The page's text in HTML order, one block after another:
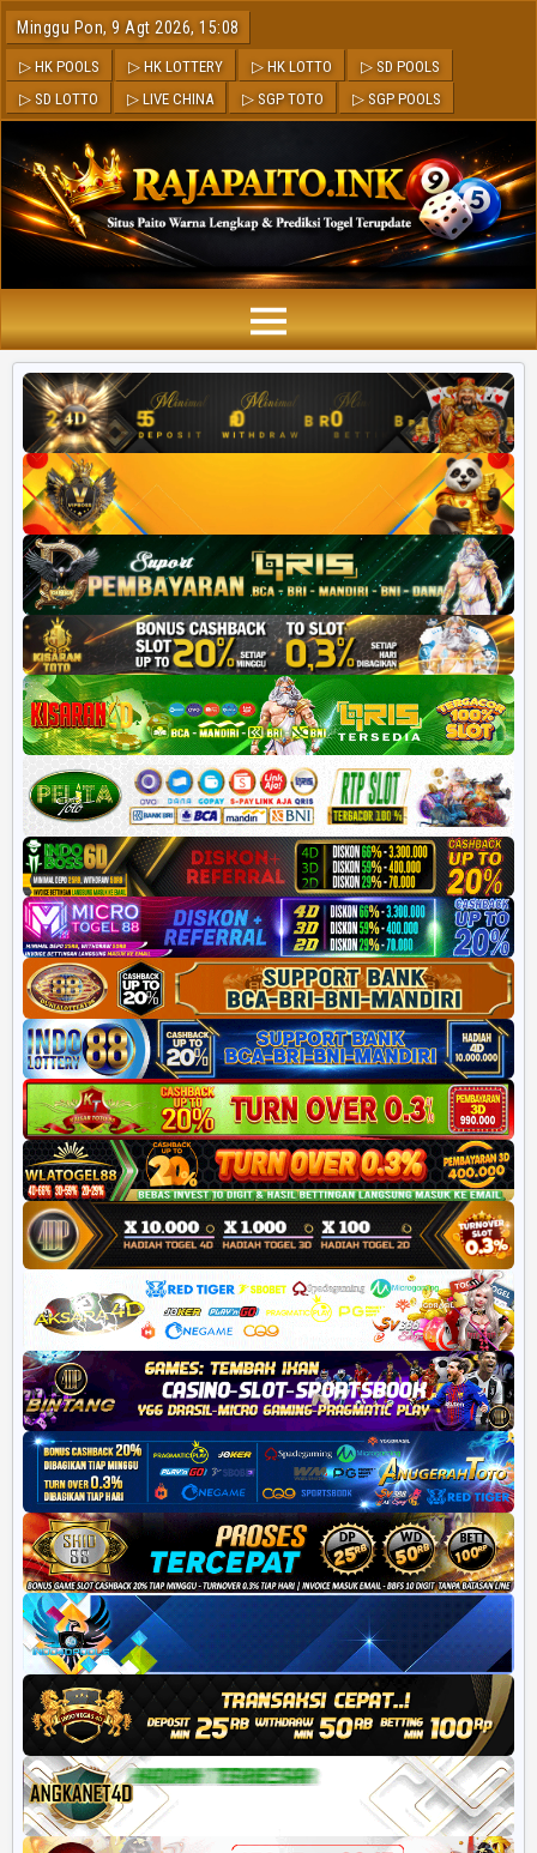
Minggu Pon, 9 Agt 2026, 15:08
▷ HK POOLS ▷ HK LOTTERY ▷ HK LOTTO
▷ SD POOLS
▷ SD LOTTO
▷ LIVE CHINA ▷ SGP TOTO ▷ SGP POOLS